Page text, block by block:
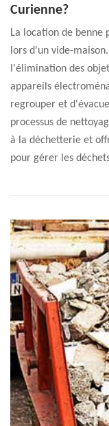
Curienne?
La location de
lors d'un vide-
l'élimination des
appareils
regrouper et
processus de
à la déchetterie et
pour gérer les